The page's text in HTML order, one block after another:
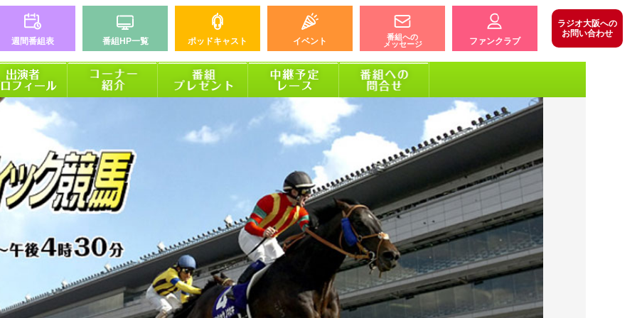
週間番組表 番組HP一覧 ポッドキャスト イベント
番組への
メッセージ
ファンクラブ
ラジオ大阪への
お問い合わせ